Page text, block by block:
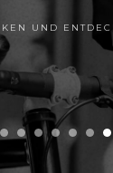
UND